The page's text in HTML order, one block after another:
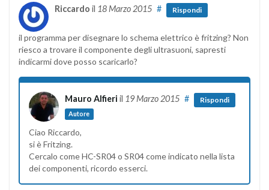
Riccardo il 18 Marzo 2015 # Rispondi
il programma per disegnare lo schema elettrico è fritzing? Non
riesco a trovare il componente degli ultrasuoni, sapresti
indicarmi dove posso scaricarlo?
Mauro Alfieri il 19 Marzo 2015
Autore
# Rispondi
Ciao Riccardo,
si è Fritzing.
Cercalo come HC-SR04 o SR04 come indicato nella lista
dei componenti, ricordo esserci.